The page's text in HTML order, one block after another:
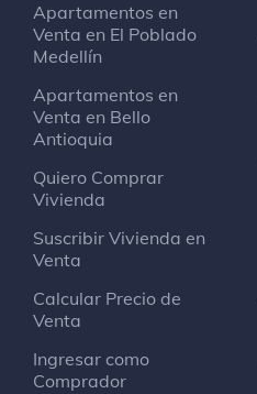
Apartamentos en
Venta en El Poblado
Medellín
Apartamentos en
Venta en Bello
Antioquia
Quiero Comprar
Vivienda
Suscribir Vivienda en
Venta
Calcular Precio de
Venta
Ingresar como
Comprador